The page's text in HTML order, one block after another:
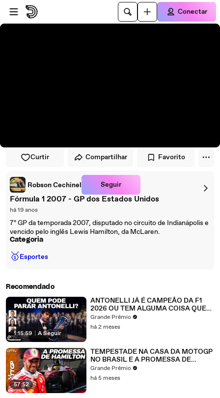
Pular para o player
Ir para o conteúdo principal
Conectar
Curtir Compartilhar Favorito
Robson Cechinel Seguir
Fórmula 1 2007 - GP dos Estados Unidos
há 19 anos
7º GP da temporada 2007, disputado no circuito de Indianápolis e
vencido pelo inglês Lewis Hamilton, da McLaren.
Categoria
🥇Esportes
Recomendado
1:15:59 A Seguir
ANTONELLI JÁ É CAMPEÂO DA F1
2026 OU TEM ALGUMA COISA QUE
IMPEÇA? | Paddock GP
Grande Prêmio
há 2 meses
57:52
TEMPESTADE NA CASA DA MOTOGP
NO BRASIL E A PROMESSA DE
HAMILTON | TTGP #211
Grande Prêmio
há 5 meses